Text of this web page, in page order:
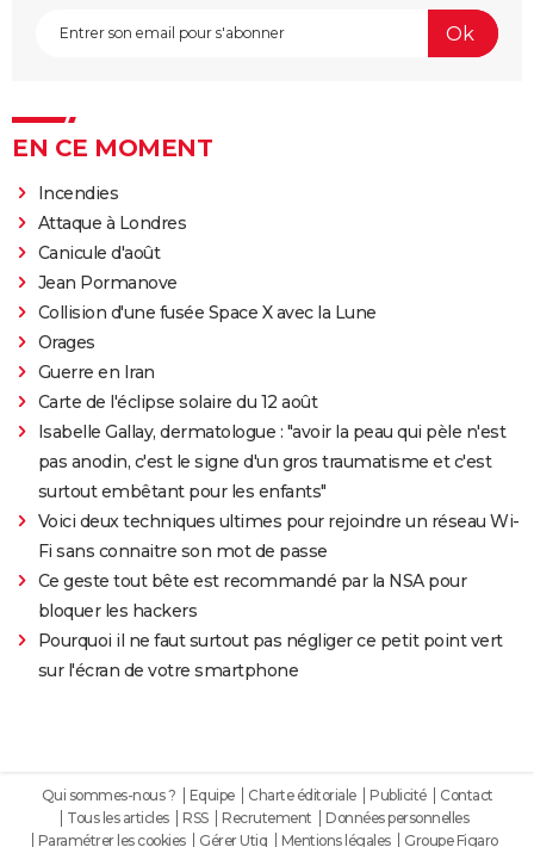
EN CE MOMENT
Incendies
Attaque à Londres
Canicule d'août
Jean Pormanove
Collision d'une fusée Space X avec la Lune
Orages
Guerre en Iran
Carte de l'éclipse solaire du 12 août
Isabelle Gallay, dermatologue : "avoir la peau qui pèle n'est
pas anodin, c'est le signe d'un gros traumatisme et c'est
surtout embêtant pour les enfants"
Voici deux techniques ultimes pour rejoindre un réseau Wi-
Fi sans connaitre son mot de passe
Ce geste tout bête est recommandé par la NSA pour
bloquer les hackers
Pourquoi il ne faut surtout pas négliger ce petit point vert
sur l'écran de votre smartphone
Qui sommes-nous ? Equipe Charte éditoriale Publicité
Contact
Tous les articles
RSS Recrutement
Données personnelles
Paramétrer les cookies
Gérer Utiq Mentions légales Groupe Figaro